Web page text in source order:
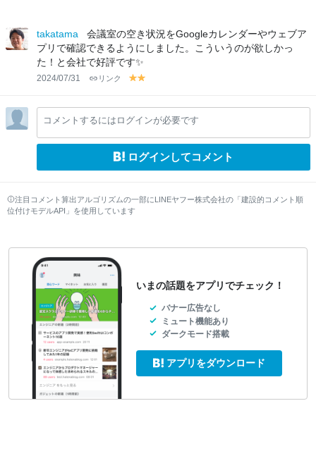
takatama
会議室の空き状況をGoogleカレンダーやウェブア
プリで確認できるようにしました。こういうのが欲しかっ
た！と会社で好評です✨
2024/07/31 リンク
y
lo
w
lo
w
コメントするにはログインが必要です
ログインしてコメント
注目コメント算出アルゴリズムの一部にLINEヤフー株式会社の「建設的コメント順
位付けモデルAPI」を使用しています
いまの話題をアプリでチェック！
バナー広告なし
ミュート機能あり
ダークモード搭載
アプリをダウンロード